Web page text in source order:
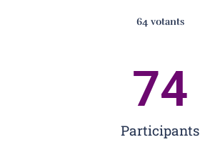
Participants
74
64 votants